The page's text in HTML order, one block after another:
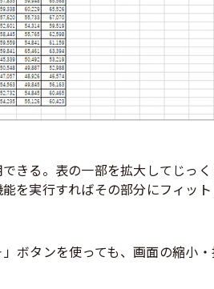
きる。表の一部を拡大してじっく
を実行すればその部分にフィット
ボタンを使っても、画面の縮小・